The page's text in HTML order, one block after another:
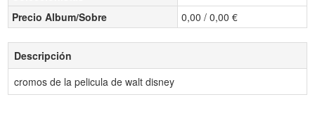
Precio Album/Sobre
0,00 / 0,00 €
Descripción
cromos de la pelicula de walt disney